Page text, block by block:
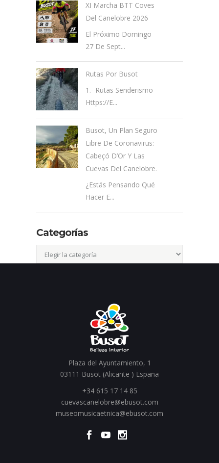
XI Marcha BTT Coves
Del Canelobre 2026
El Próximo Domingo
27 De Sept...
Rutas Por Busot
1.- Rutas Senderismo
Https://e...
Busot, Un Plan Seguro
Libre De Coronavirus:
Cabeçó D’Or Y Las
Cuevas Del Canelobre.
¿Estás Pensando Qué
Hacer E...
Categorías
Categorías
Plaza del Ayuntamiento, 1
03111 Busot (Alicante ) España
+34 615 17 14 85
cuevascanelobre@ebusot.com
museomusicaetnica@ebusot.com